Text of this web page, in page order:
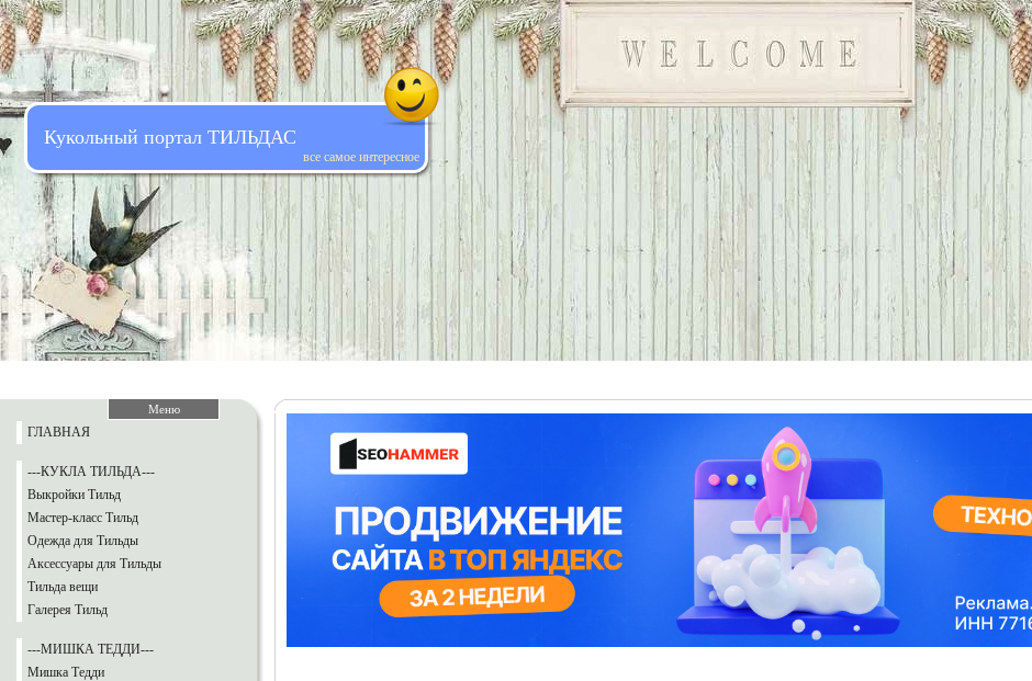
Кукольный портал ТИЛЬДАС
все самое интересное
Меню
ГЛАВНАЯ
---КУКЛА ТИЛЬДА---
Выкройки Тильд
Мастер-класс Тильд
Одежда для Тильды
Аксессуары для Тильды
Тильда вещи
Галерея Тильд
---МИШКА ТЕДДИ---
Мишка Тедди